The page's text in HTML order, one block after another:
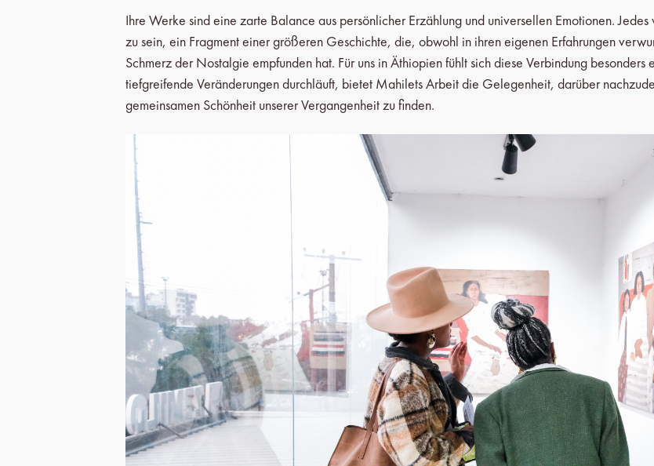
Ihre Werke sind eine zarte Balance aus persönlicher Erzählung und universellen Emotionen.
zu sein, ein Fragment einer größeren Geschichte, die, obwohl in ihren eigenen Erfahrungen
Schmerz der Nostalgie empfunden hat. Für uns in Äthiopien fühlt sich diese Verbindung
tiefgreifende Veränderungen durchläuft, bietet Mahilets Arbeit die Gelegenheit, darüber
gemeinsamen Schönheit unserer Vergangenheit zu finden.